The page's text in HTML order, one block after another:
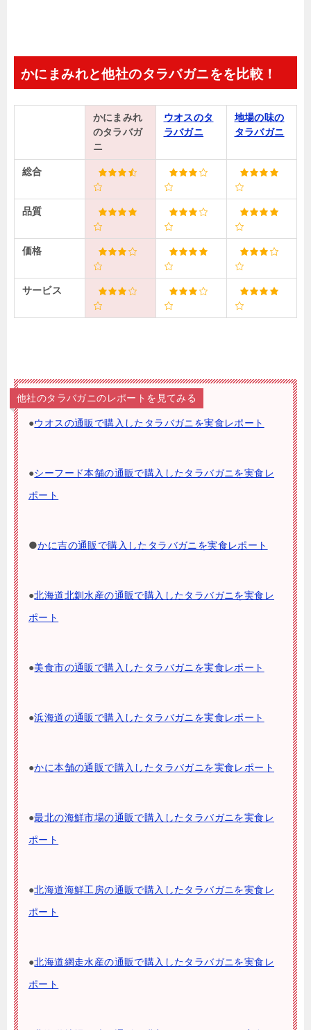
かにまみれと他社のタラバガニをを比較！
かにまみれ
のタラバガ
ニ
ウオスのタ
ラバガニ
地場の味の
タラバガニ
総合
品質
価格
サービス
他社のタラバガニのレポートを見てみる
●ウオスの通販で購入したタラバガニを実食レポート
●シーフード本舗の通販で購入したタラバガニを実食レ
ポート
●かに吉の通販で購入したタラバガニを実食レポート
●北海道北釧水産の通販で購入したタラバガニを実食レ
ポート
●美食市の通販で購入したタラバガニを実食レポート
●浜海道の通販で購入したタラバガニを実食レポート
●かに本舗の通販で購入したタラバガニを実食レポート
●最北の海鮮市場の通販で購入したタラバガニを実食レ
ポート
●北海道海鮮工房の通販で購入したタラバガニを実食レ
ポート
●北海道網走水産の通販で購入したタラバガニを実食レ
ポート